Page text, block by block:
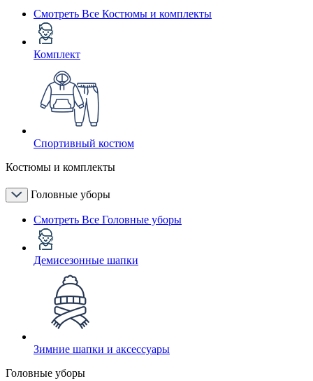
Смотреть Все Костюмы и комплекты
Комплект
Спортивный костюм
Костюмы и комплекты
Головные уборы
Смотреть Все Головные уборы
Демисезонные шапки
Зимние шапки и аксессуары
Головные уборы